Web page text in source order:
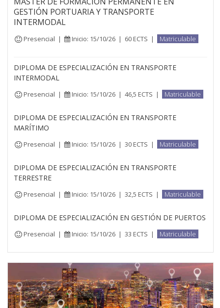
GESTIÓN PORTUARIA Y TRANSPORTE
INTERMODAL
Presencial | Inicio: 15/10/26 | 60 ECTS | Matriculable
DIPLOMA DE ESPECIALIZACIÓN EN TRANSPORTE
INTERMODAL
Presencial | Inicio: 15/10/26 | 46,5 ECTS | Matriculable
DIPLOMA DE ESPECIALIZACIÓN EN TRANSPORTE
MARÍTIMO
Presencial | Inicio: 15/10/26 | 30 ECTS | Matriculable
DIPLOMA DE ESPECIALIZACIÓN EN TRANSPORTE
TERRESTRE
Presencial | Inicio: 15/10/26 | 32,5 ECTS | Matriculable
DIPLOMA DE ESPECIALIZACIÓN EN GESTIÓN DE PUERTOS
Presencial | Inicio: 15/10/26 | 33 ECTS | Matriculable